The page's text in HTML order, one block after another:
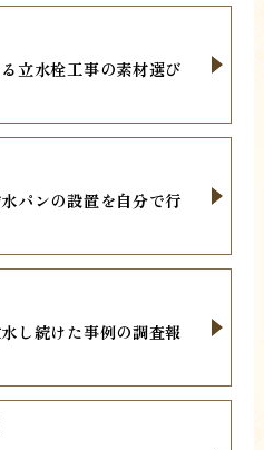
立水栓工事の素材選び
パンの設置を自分で行
し続けた事例の調査報